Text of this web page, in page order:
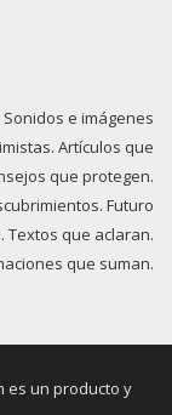
e imágenes
Artículos que
que protegen.
Futuro
Textos que aclaran.
que suman.
es un producto y